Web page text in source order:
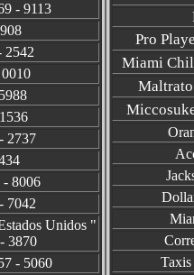
- 9113
2542
2737
- 8006
7042
Unidos "
3870
- 5060
Pro
Miami